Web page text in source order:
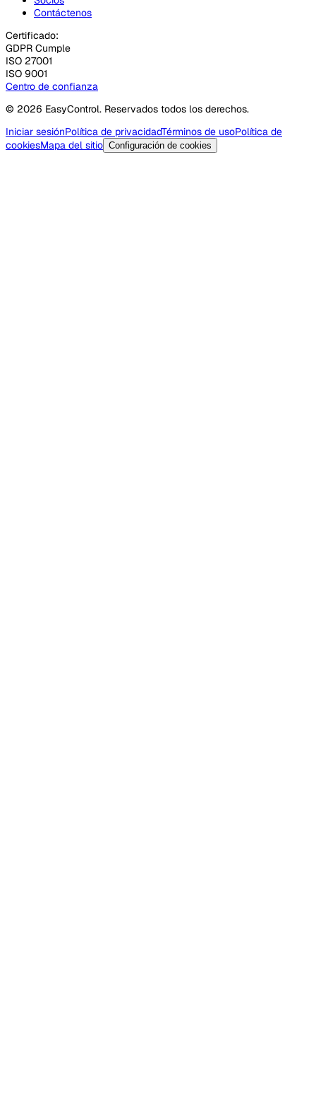
Contáctenos
Certificado:
GDPR Cumple
ISO 27001
ISO 9001
Centro de confianza
© 2026 EasyControl. Reservados todos los derechos.
Iniciar sesiónPolítica de privacidadTérminos de usoPolítica de
cookiesMapa del sitio Configuración de cookies